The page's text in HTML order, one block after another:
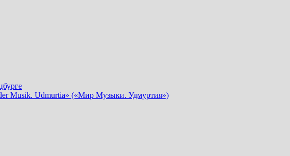
Musik. Udmurtia» («Мир Музыки. Удмуртия»)